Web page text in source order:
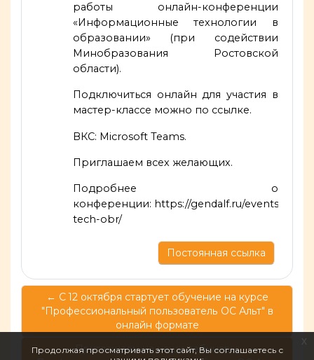
Продолжая просматривать этот сайт, Вы соглашаетесь с
x
работы онлайн-конференции
«Информационные технологии в
образовании» (при содействии
Минобразования Ростовской
области).
Подключиться онлайн для участия в
мастер-классе можно по ссылке.
ВКС: Microsoft Teams.
Приглашаем всех желающих.
Подробнее о
конференции: https://gendalf.ru/events/inf-
tech-obr/
Постоянная ссылка
← C 12 октября стартует обучение на курсе
"Профессиональный пользователь ОС Альт" в
онлайн формате
Приглашаем на наши вебинары: